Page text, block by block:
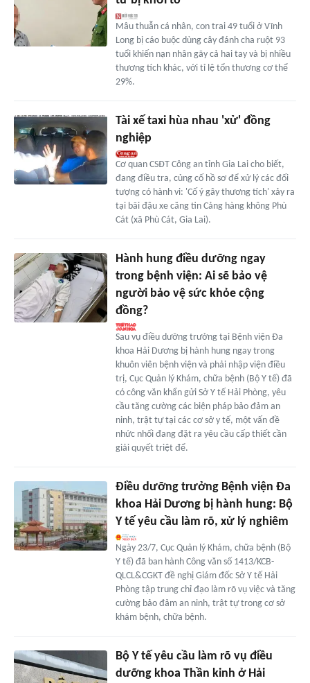
Mâu thuẫn cá nhân, con trai 49 tuổi ở Vĩnh
Long bị cáo buộc dùng cây đánh cha ruột 93
tuổi khiến nạn nhân gãy cả hai tay và bị nhiều
thương tích khác, với tỉ lệ tổn thương cơ thể
29%.
Tài xế taxi hùa nhau 'xử' đồng
nghiệp
Cơ quan CSĐT Công an tỉnh Gia Lai cho biết,
đang điều tra, củng cố hồ sơ để xử lý các đối
tượng có hành vi: 'Cố ý gây thương tích' xảy ra
tại bãi đậu xe căng tin Cảng hàng không Phù
Cát (xã Phù Cát, Gia Lai).
Hành hung điều dưỡng ngay
trong bệnh viện: Ai sẽ bảo vệ
người bảo vệ sức khỏe cộng
đồng?
Sau vụ điều dưỡng trưởng tại Bệnh viện Đa
khoa Hải Dương bị hành hung ngay trong
khuôn viên bệnh viện và phải nhập viện điều
trị, Cục Quản lý Khám, chữa bệnh (Bộ Y tế) đã
có công văn khẩn gửi Sở Y tế Hải Phòng, yêu
cầu tăng cường các biện pháp bảo đảm an
ninh, trật tự tại các cơ sở y tế, một vấn đề
nhức nhối đang đặt ra yêu cầu cấp thiết cần
giải quyết triệt để.
Điều dưỡng trưởng Bệnh viện Đa
khoa Hải Dương bị hành hung: Bộ
Y tế yêu cầu làm rõ, xử lý nghiêm
Ngày 23/7, Cục Quản lý Khám, chữa bệnh (Bộ
Y tế) đã ban hành Công văn số 1413/KCB-
QLCL&CGKT đề nghị Giám đốc Sở Y tế Hải
Phòng tập trung chỉ đạo làm rõ vụ việc và tăng
cường bảo đảm an ninh, trật tự trong cơ sở
khám bệnh, chữa bệnh.
Bộ Y tế yêu cầu làm rõ vụ điều
dưỡng khoa Thần kinh ở Hải